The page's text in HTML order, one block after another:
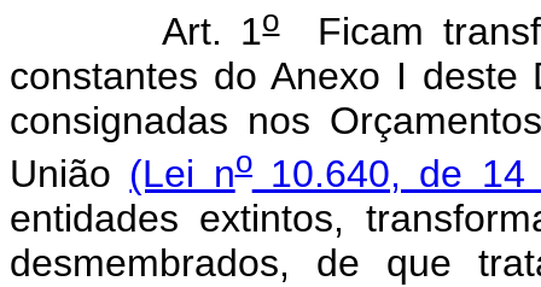
Art. 1oFicam
constantes do Anexo I deste
consignadas nos
União (Lei no10.640, de 14
entidades extintos,
desmembrados, de que